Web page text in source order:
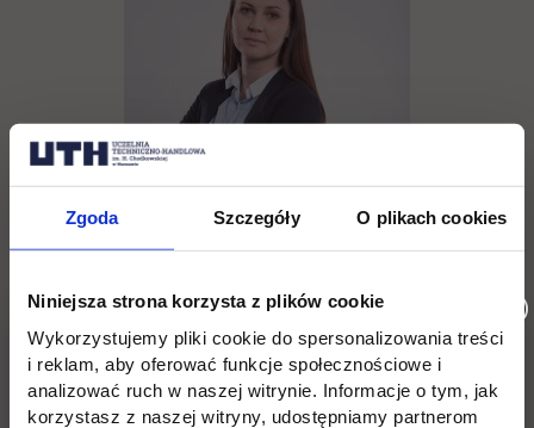
Zgoda Szczegóły O plikach cookies
Niniejsza strona korzysta z plików cookie
Wykorzystujemy pliki cookie do spersonalizowania treści
i reklam, aby oferować funkcje społecznościowe i
analizować ruch w naszej witrynie. Informacje o tym, jak
korzystasz z naszej witryny, udostępniamy partnerom
tel. (22) 262 88 89,
rekrutacja.jagiellonska@uth.edu.pl